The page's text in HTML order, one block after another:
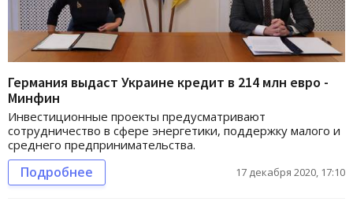
Германия выдаст Украине кредит в 214 млн евро -
Минфин
Инвестиционные проекты предусматривают
сотрудничество в сфере энергетики, поддержку малого и
среднего предпринимательства.
Подробнее 17 декабря 2020, 17:10